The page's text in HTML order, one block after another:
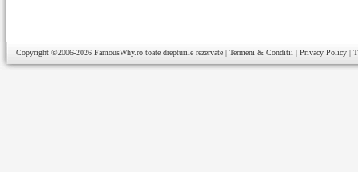
Copyright ©2006-2026 FamousWhy.ro toate drepturile rezervate | Termeni & Conditii | Privacy Policy |